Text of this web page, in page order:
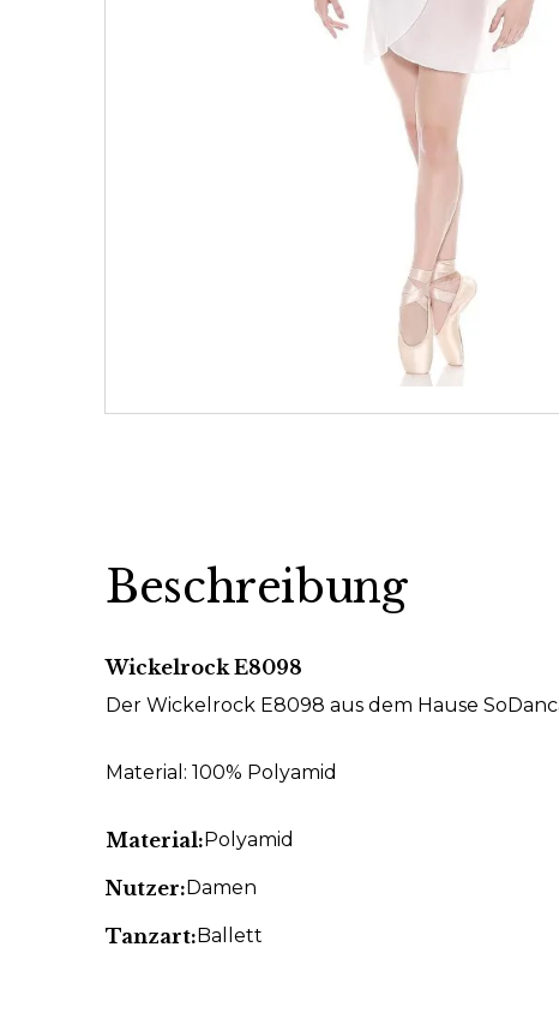
Beschreibung
Wickelrock E8098
Der Wickelrock E8098 aus dem Hause
Material: 100% Polyamid
Material:Polyamid
Nutzer:Damen
Tanzart:Ballett